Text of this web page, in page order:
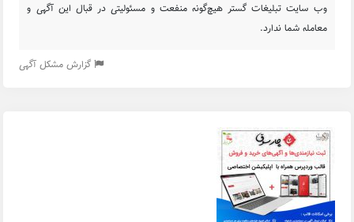
وب سایت تبلیغات گستر هیچ‌گونه منفعت و مسئولیتی در قبال این آگهی و
معامله شما ندارد.
گزارش مشکل آگهی